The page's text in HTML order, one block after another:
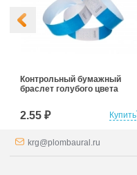
Купить
Контрольный бумажный
браслет голубого цвета
2.55 ₽
krg@plombaural.ru